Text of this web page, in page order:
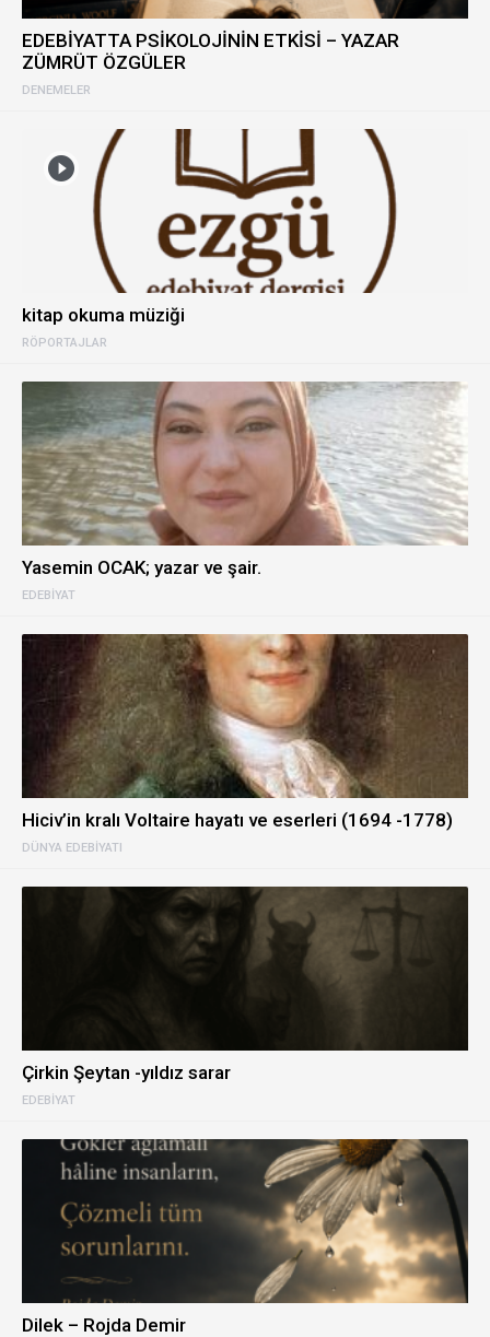
DENEMELER
EDEBİYATTA PSİKOLOJİNİN ETKİSİ – YAZAR
ZÜMRÜT ÖZGÜLER
RÖPORTAJLAR
kitap okuma müziği
EDEBIYAT
Yasemin OCAK; yazar ve şair.
DÜNYA EDEBIYATI
Hiciv’in kralı Voltaire hayatı ve eserleri (1694 -1778)
EDEBIYAT
Çirkin Şeytan -yıldız sarar
Dilek – Rojda Demir